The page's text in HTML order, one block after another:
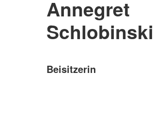
Annegret
Schlobinski
Beisitzerin